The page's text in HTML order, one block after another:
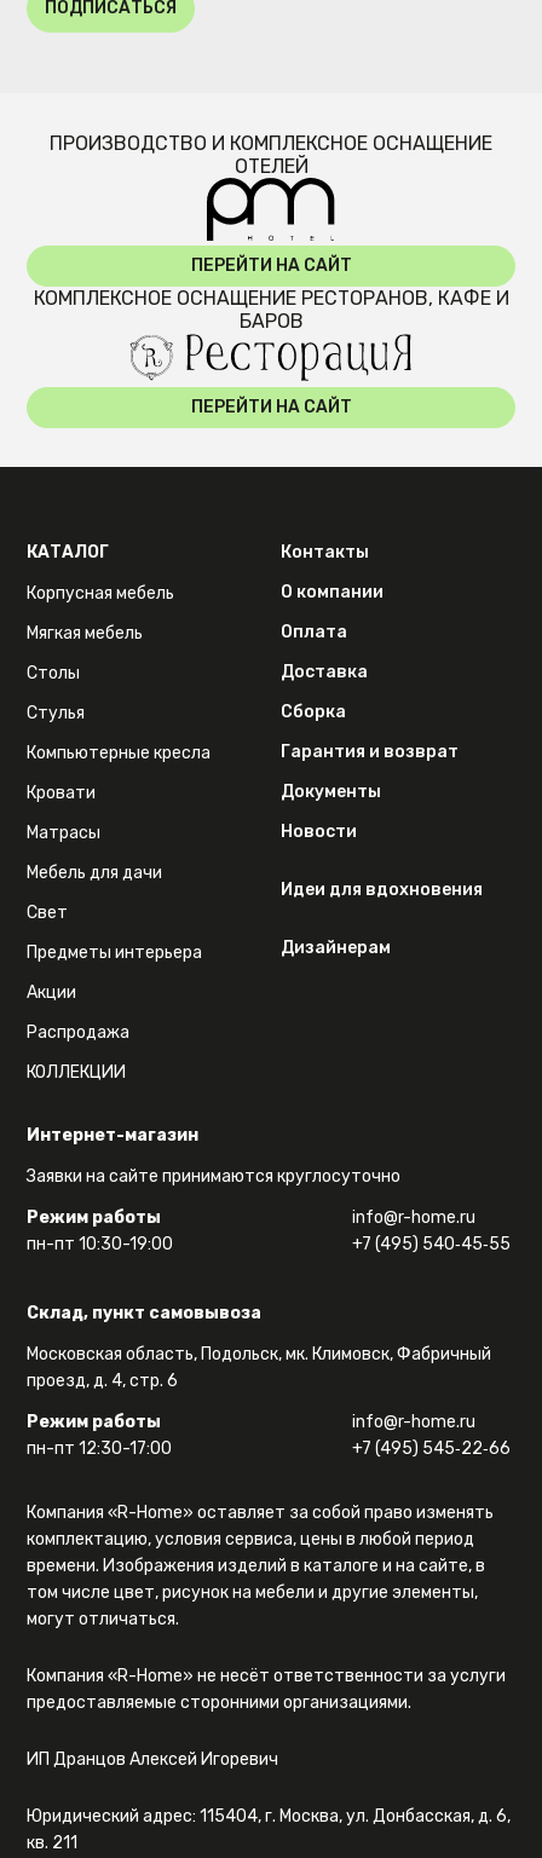
ПОДПИСАТЬСЯ
ПРОИЗВОДСТВО И КОМПЛЕКСНОЕ ОСНАЩЕНИЕ
ОТЕЛЕЙ
ПЕРЕЙТИ НА САЙТ
КОМПЛЕКСНОЕ ОСНАЩЕНИЕ РЕСТОРАНОВ, КАФЕ И
БАРОВ
ПЕРЕЙТИ НА САЙТ
Интернет-магазин
Заявки на сайте принимаются круглосуточно
Режим работы
пн-пт 10:30-19:00
info@r-home.ru
+7 (495) 540‑45‑55
Склад, пункт самовывоза
Московская область, Подольск, мк. Климовск, Фабричный
проезд, д. 4, стр. 6
Режим работы
пн-пт 12:30-17:00
info@r-home.ru
+7 (495) 545‑22‑66
КАТАЛОГ
Корпусная мебель
Мягкая мебель
Столы
Стулья
Компьютерные кресла
Кровати
Матрасы
Мебель для дачи
Свет
Предметы интерьера
Акции
Распродажа
КОЛЛЕКЦИИ
Контакты
О компании
Оплата
Доставка
Сборка
Гарантия и возврат
Документы
Новости
Идеи для вдохновения
Дизайнерам
Компания «R-Home» оставляет за собой право изменять
комплектацию, условия сервиса, цены в любой период
времени. Изображения изделий в каталоге и на сайте, в
том числе цвет, рисунок на мебели и другие элементы,
могут отличаться.
Компания «R-Home» не несёт ответственности за услуги
предоставляемые сторонними организациями.
ИП Дранцов Алексей Игоревич
Юридический адрес: 115404, г. Москва, ул. Донбасская, д. 6,
кв. 211